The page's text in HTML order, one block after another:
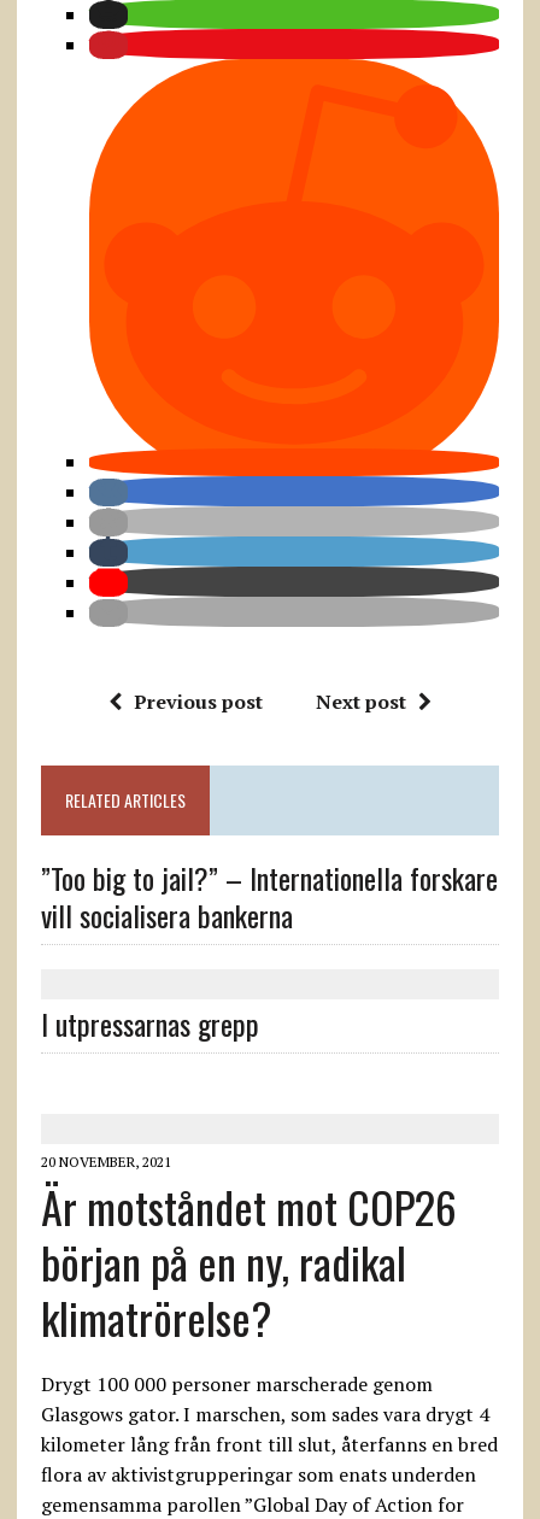
Previous post Next post
RELATED ARTICLES
”Too big to jail?” – Internationella forskare
vill socialisera bankerna
I utpressarnas grepp
20 NOVEMBER, 2021
Är motståndet mot COP26
början på en ny, radikal
klimatrörelse?
Drygt 100 000 personer marscherade genom
Glasgows gator. I marschen, som sades vara drygt 4
kilometer lång från front till slut, återfanns en bred
flora av aktivistgrupperingar som enats underden
gemensamma parollen ”Global Day of Action for